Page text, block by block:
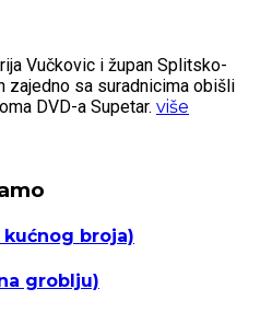
Vučkovic i župan Splitsko-
zajedno sa suradnicima obišli
DVD-a Supetar. više
broja)
groblju)